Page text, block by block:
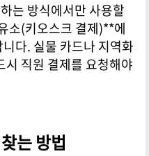
는 방식에서만 사용할
소(키오스크 결제)**에
다. 실물 카드나 지역화
직원 결제를 요청해야
는 방법